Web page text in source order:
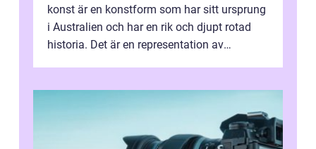
konst är en konstform som har sitt ursprung
i Australien och har en rik och djupt rotad
historia. Det är en representation av